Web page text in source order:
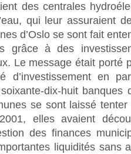
des centrales
qui leur assuraient
d’Oslo se sont fait
grâce à des
Le message était porté
d’investissement en
dix-huit banques
se sont laissé
elles avaient
des finances
liquidités sans